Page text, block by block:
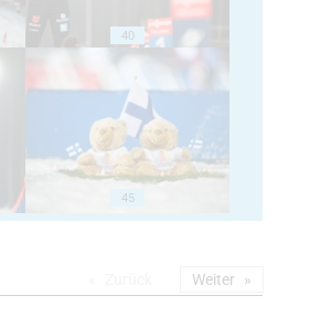
40
45
Weiter